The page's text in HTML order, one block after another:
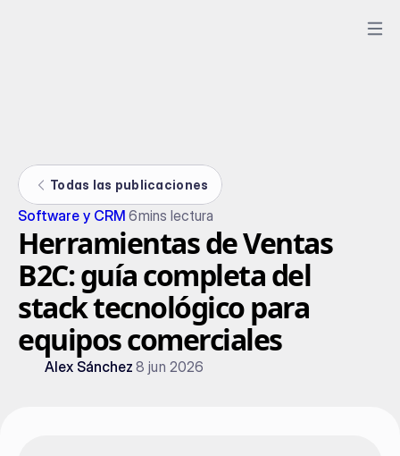
Todas las publicaciones
Software y CRM 6mins lectura
Herramientas de Ventas
B2C: guía completa del
stack tecnológico para
equipos comerciales
Alex Sánchez 8 jun 2026